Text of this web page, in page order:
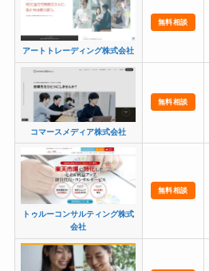
アートトレーディング株式会社
無料相談
コマースメディア株式会社
無料相談
トゥルーコンサルティング株式
会社
無料相談